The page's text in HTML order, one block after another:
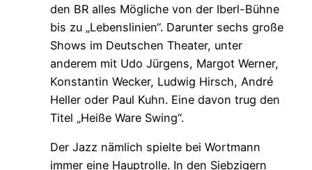
den BR alles Mögliche von der Iberl-Bühne
bis zu „Lebenslinien“. Darunter sechs große
Shows im Deutschen Theater, unter
anderem mit Udo Jürgens, Margot Werner,
Konstantin Wecker, Ludwig Hirsch, André
Heller oder Paul Kuhn. Eine davon trug den
Titel „Heiße Ware Swing“.
Der Jazz nämlich spielte bei Wortmann
immer eine Hauptrolle. In den Siebzigern